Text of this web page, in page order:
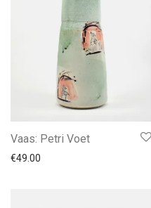
Vaas: Petri Voet
€49.00